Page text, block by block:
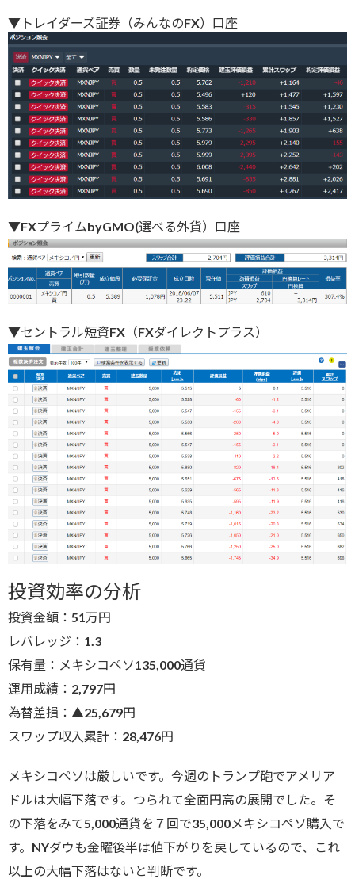
▼トレイダーズ証券（みんなのFX）口座
▼FXプライムbyGMO(選べる外貨）口座
▼セントラル短資FX（FXダイレクトプラス）
投資効率の分析
投資金額：51万円
レバレッジ：1.3
保有量：メキシコペソ135,000通貨
運用成績：2,797円
為替差損：▲25,679円
スワップ収入累計：28,476円
メキシコペソは厳しいです。今週のトランプ砲でアメリア
ドルは大幅下落です。つられて全面円高の展開でした。そ
の下落をみて5,000通貨を７回で35,000メキシコペソ購入で
す。NYダウも金曜後半は値下がりを戻しているので、これ
以上の大幅下落はないと判断です。